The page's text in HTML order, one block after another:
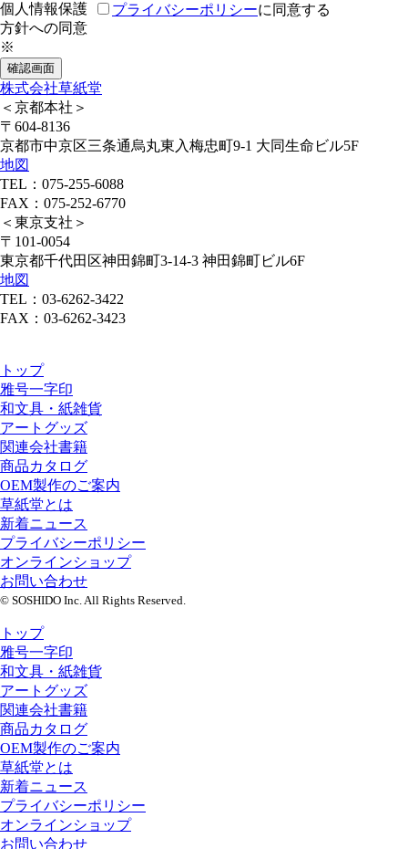
個人情報保護
方針への同意
※
プライバシーポリシーに同意する
株式会社草紙堂
＜京都本社＞
〒604-8136
京都市中京区三条通烏丸東入梅忠町9-1 大同生命ビル5F
地図
TEL：075-255-6088
FAX：075-252-6770
＜東京支社＞
〒101-0054
東京都千代田区神田錦町3-14-3 神田錦町ビル6F
地図
TEL：03-6262-3422
FAX：03-6262-3423
トップ
雅号一字印
和文具・紙雑貨
アートグッズ
関連会社書籍
商品カタログ
OEM製作のご案内
草紙堂とは
新着ニュース
プライバシーポリシー
オンラインショップ
お問い合わせ
© SOSHIDO Inc. All Rights Reserved.
トップ
雅号一字印
和文具・紙雑貨
アートグッズ
関連会社書籍
商品カタログ
OEM製作のご案内
草紙堂とは
新着ニュース
プライバシーポリシー
オンラインショップ
お問い合わせ